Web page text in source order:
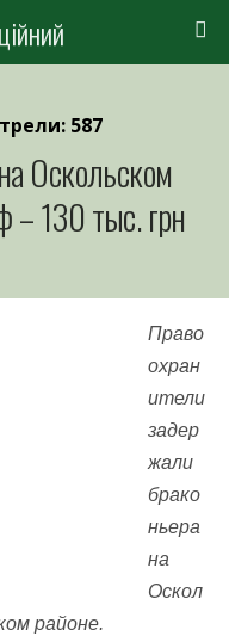
587
Оскольском
– 130 тыс. грн
Право
охран
ители
задер
жали
брако
ньера
на
Оскол
районе.